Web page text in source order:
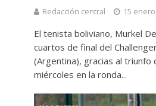
Redacción central 15
El tenista boliviano, Murkel
cuartos de final del
(Argentina), gracias al
miércoles en la ronda...